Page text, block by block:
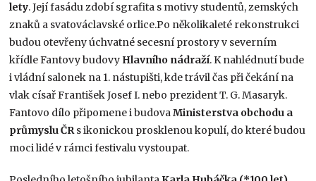
lety. Její fasádu zdobí sgrafita s motivy studentů, zemských
znaků a svatováclavské orlice.Po několikaleté rekonstrukci
budou otevřeny úchvatné secesní prostory v severním
křídle Fantovy budovy Hlavního nádraží. K nahlédnutí bude
i vládní salonek na 1. nástupišti, kde trávil čas při čekání na
vlak císař František Josef I. nebo prezident T. G. Masaryk.
Fantovo dílo připomene i budovaMinisterstva obchodu a
průmyslu ČRs ikonickou prosklenou kopulí, do které budou
moci lidé v rámci festivalu vystoupat.